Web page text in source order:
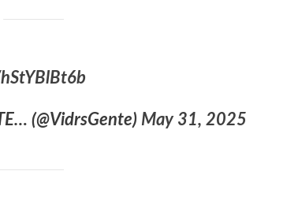
(@VidrsGente) May 31, 2025